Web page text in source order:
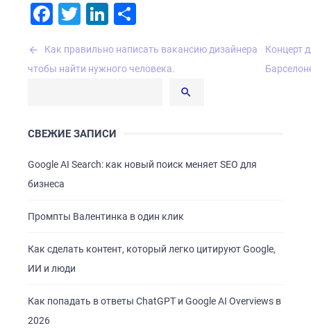
Facebook
TwitterLinkedIn
Навигация
по
Как правильно написать вакансию дизайнера
чтобы найти нужного человека.
Концерт
СВЕЖИЕ ЗАПИСИ
Google AI Search: как новый поиск меняет SEO для
бизнеса
Промпты Валентинка в один клик
Как сделать контент, который легко цитируют Google,
ИИ и люди
Как попадать в ответы ChatGPT и Google AI Overviews в
2026
О НАС
БРИФЫ
КАРЬЕРА
КОНТАКТЫ